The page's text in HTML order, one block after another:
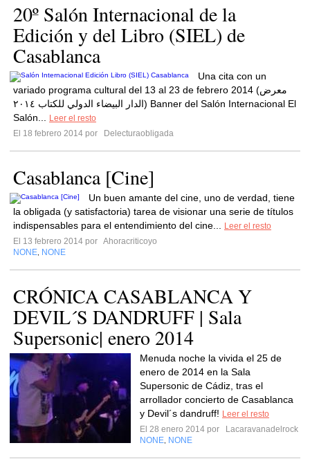
20º Salón Internacional de la
Edición y del Libro (SIEL) de
Casablanca
Una cita con un
variado programa cultural del 13 al 23 de febrero 2014 (معرض
الدار البيضاء الدولي للكتاب ٢٠١٤) Banner del Salón Internacional El
Salón...
Leer el resto
El 18 febrero 2014 por
Delecturaobligada
Casablanca [Cine]
Un buen amante del cine, uno de verdad, tiene
la obligada (y satisfactoria) tarea de visionar una serie de títulos
indispensables para el entendimiento del cine...
Leer el resto
El 13 febrero 2014 por Ahoracriticoyo
NONE NONE
CRÓNICA CASABLANCA Y
DEVIL´S DANDRUFF | Sala
Supersonic| enero 2014
Menuda noche la vivida el 25 de
enero de 2014 en la Sala
Supersonic de Cádiz, tras el
arrollador concierto de Casablanca
y Devil´s dandruff! Leer el resto
El 28 enero 2014 por
Lacaravanadelrock
NONE NONE